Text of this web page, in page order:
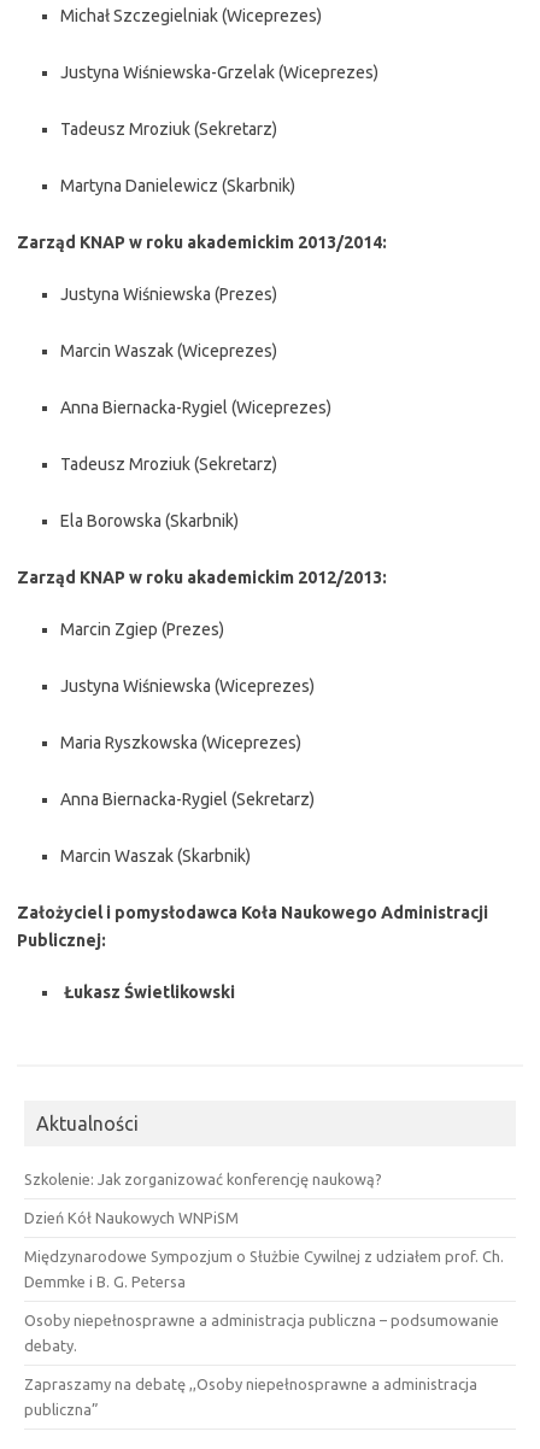
Michał Szczegielniak (Wiceprezes)
Justyna Wiśniewska-Grzelak (Wiceprezes)
Tadeusz Mroziuk (Sekretarz)
Martyna Danielewicz (Skarbnik)
Zarząd KNAP w roku akademickim 2013/2014:
Justyna Wiśniewska (Prezes)
Marcin Waszak (Wiceprezes)
Anna Biernacka-Rygiel (Wiceprezes)
Tadeusz Mroziuk (Sekretarz)
Ela Borowska (Skarbnik)
Zarząd KNAP w roku akademickim 2012/2013:
Marcin Zgiep (Prezes)
Justyna Wiśniewska (Wiceprezes)
Maria Ryszkowska (Wiceprezes)
Anna Biernacka-Rygiel (Sekretarz)
Marcin Waszak (Skarbnik)
Założyciel i pomysłodawca Koła Naukowego Administracji
Publicznej:
Łukasz Świetlikowski
Aktualności
Szkolenie: Jak zorganizować konferencję naukową?
Dzień Kół Naukowych WNPiSM
Międzynarodowe Sympozjum o Służbie Cywilnej z udziałem prof. Ch.
Demmke i B. G. Petersa
Osoby niepełnosprawne a administracja publiczna – podsumowanie
debaty.
Zapraszamy na debatę ,,Osoby niepełnosprawne a administracja
publiczna”